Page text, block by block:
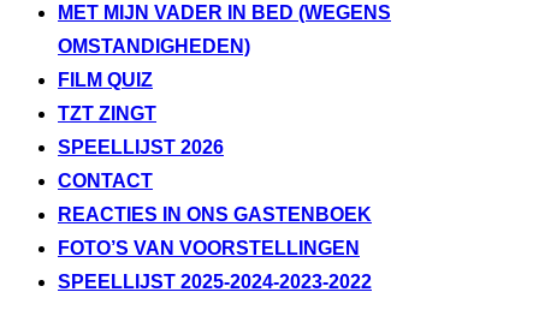
MET MIJN VADER IN BED (WEGENS
OMSTANDIGHEDEN)
FILM QUIZ
TZT ZINGT
SPEELLIJST 2026
CONTACT
REACTIES IN ONS GASTENBOEK
FOTO’S VAN VOORSTELLINGEN
SPEELLIJST 2025-2024-2023-2022